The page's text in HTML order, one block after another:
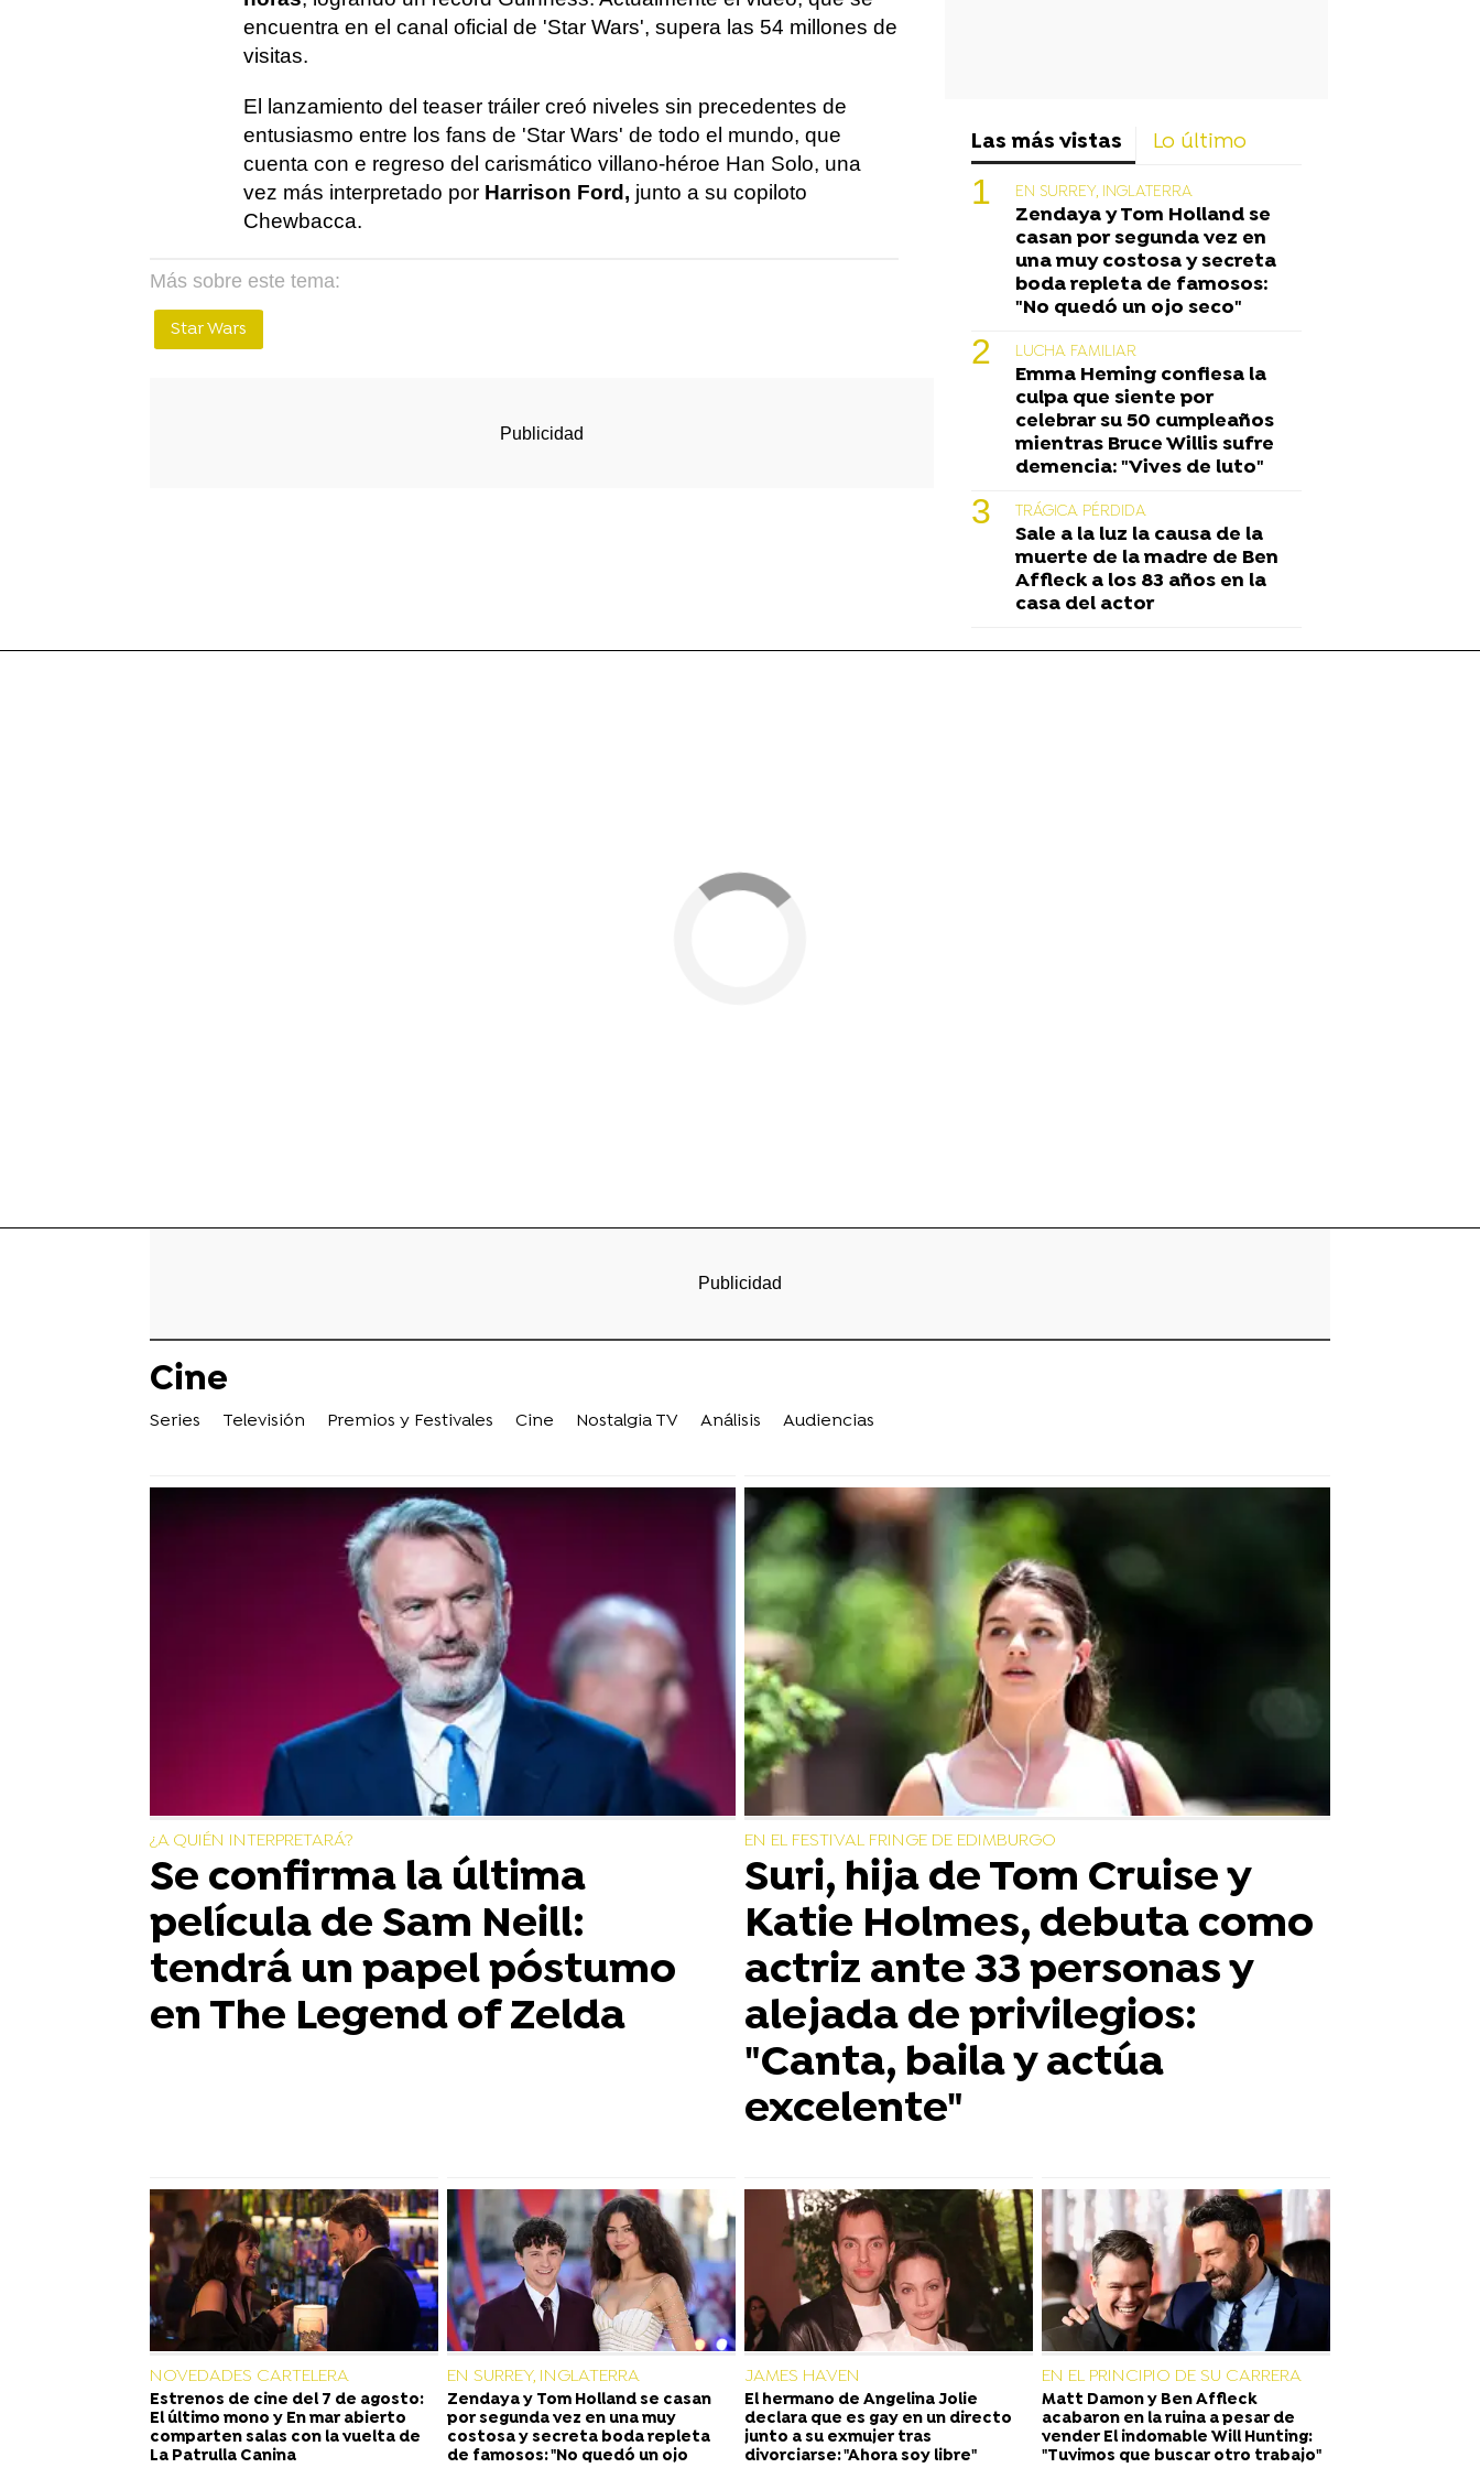
encuentra en el canal oficial de 'Star Wars', supera las 54 millones de
visitas.
El lanzamiento del teaser tráiler creó niveles sin precedentes de
entusiasmo entre los fans de 'Star Wars' de todo el mundo, que
cuenta con e regreso del carismático villano-héroe Han Solo, una
vez más interpretado por Harrison Ford, junto a su copiloto
Chewbacca.
Más sobre este tema:
Star Wars
Las más vistas Lo último
EN SURREY, INGLATERRA
Zendaya y Tom Holland se
casan por segunda vez en
una muy costosa y secreta
boda repleta de famosos:
"No quedó un ojo seco"
LUCHA FAMILIAR
Emma Heming confiesa la
culpa que siente por
celebrar su 50 cumpleaños
mientras Bruce Willis sufre
demencia: "Vives de luto"
TRÁGICA PÉRDIDA
Sale a la luz la causa de la
muerte de la madre de Ben
Affleck a los 83 años en la
casa del actor
Cine
Series Televisión Premios y Festivales Cine Nostalgia TV Análisis Audiencias
¿A QUIÉN INTERPRETARÁ?
Se confirma la última
película de Sam Neill:
tendrá un papel póstumo
en The Legend of Zelda
EN EL FESTIVAL FRINGE DE EDIMBURGO
Suri, hija de Tom Cruise y
Katie Holmes, debuta como
actriz ante 33 personas y
alejada de privilegios:
"Canta, baila y actúa
excelente"
NOVEDADES CARTELERA
Estrenos de cine del 7 de agosto:
El último mono y En mar abierto
comparten salas con la vuelta de
La Patrulla Canina
EN SURREY, INGLATERRA
Zendaya y Tom Holland se casan
por segunda vez en una muy
costosa y secreta boda repleta
de famosos: "No quedó un ojo
JAMES HAVEN
El hermano de Angelina Jolie
declara que es gay en un directo
junto a su exmujer tras
divorciarse: "Ahora soy libre"
EN EL PRINCIPIO DE SU CARRERA
Matt Damon y Ben Affleck
acabaron en la ruina a pesar de
vender El indomable Will Hunting:
"Tuvimos que buscar otro trabajo"